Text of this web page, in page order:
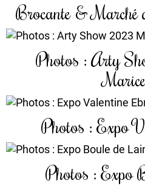
Brocante & Marché
Photos : Arty
Photos : Expo
Photos : Expo